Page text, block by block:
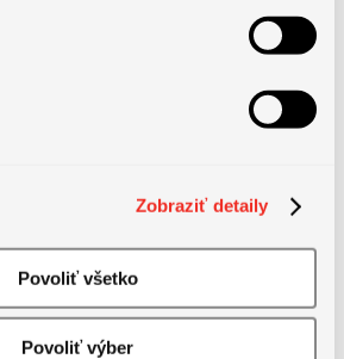
Zobraziť detaily
Povoliť všetko
Povoliť výber